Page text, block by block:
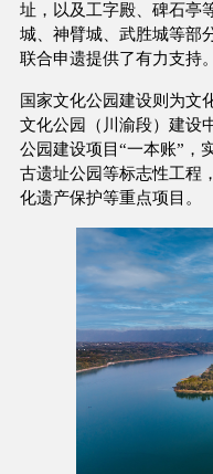
址，以及工字殿、碑石亭
城、神臂城、武胜城等部
联合申遗提供了有力支持。
国家文化公园建设则为文
文化公园（川渝段）建设
公园建设项目“一本账”，
古遗址公园等标志性工程
化遗产保护等重点项目。